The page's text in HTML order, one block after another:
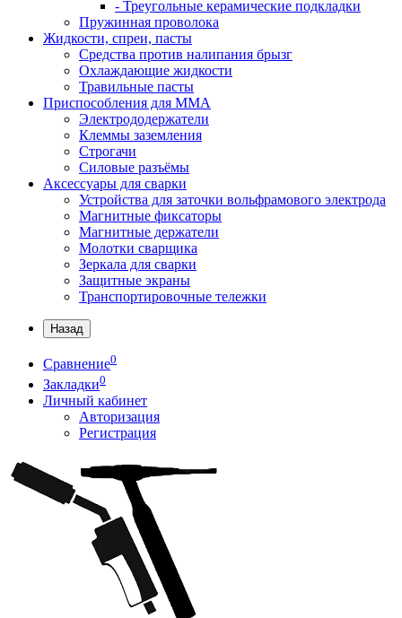
- Треугольные керамические подкладки
Пружинная проволока
Жидкости, спреи, пасты
Средства против налипания брызг
Охлаждающие жидкости
Травильные пасты
Приспособления для ММА
Электрододержатели
Клеммы заземления
Строгачи
Силовые разъёмы
Аксессуары для сварки
Устройства для заточки вольфрамового электрода
Магнитные фиксаторы
Магнитные держатели
Молотки сварщика
Зеркала для сварки
Защитные экраны
Транспортировочные тележки
Назад
Сравнение0
Закладки0
Личный кабинет
Авторизация
Регистрация